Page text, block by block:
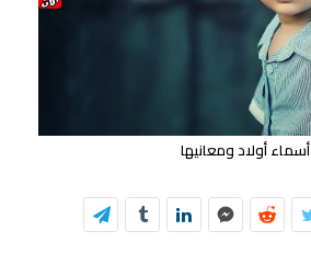
أسماء أولاد ومعانيها